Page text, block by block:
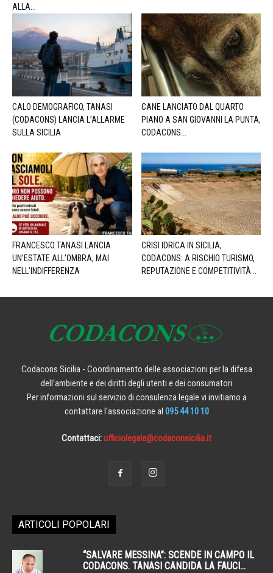
ALLA...
CALO DEMOGRAFICO, TANASI
(CODACONS) LANCIA L’ALLARME
SULLA SICILIA
CANE LANCIATO DAL QUARTO
PIANO A SAN GIOVANNI LA PUNTA,
CODACONS...
FRANCESCO TANASI LANCIA
UN’ESTATE ALL’OMBRA, MAI
NELL’INDIFFERENZA
CRISI IDRICA IN SICILIA,
CODACONS: A RISCHIO TURISMO,
REPUTAZIONE E COMPETITIVITÀ...
Codacons Sicilia - Coordinamento delle associazioni per la difesa
dell'ambiente e dei diritti degli utenti e dei consumatori
Per informazioni sul servizio di consulenza legale vi invitiamo a
contattare l'associazione al 095 44 10 10
Contattaci:ufficiolegale@codaconsicilia.it
ARTICOLI POPOLARI
“SALVARE MESSINA”: SCENDE IN CAMPO IL
CODACONS. TANASI CANDIDA LA FAUCI...